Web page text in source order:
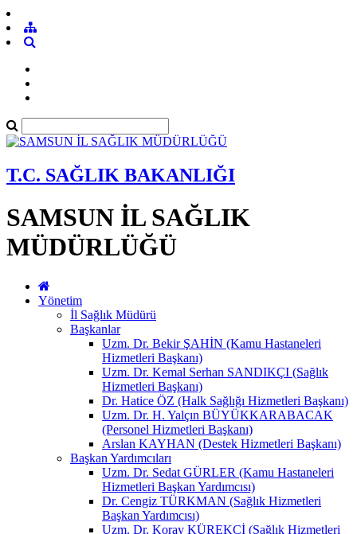
T.C. SAĞLIK BAKANLIĞI
SAMSUN İL SAĞLIK
MÜDÜRLÜĞÜ
Yönetim
İl Sağlık Müdürü
Başkanlar
Uzm. Dr. Bekir ŞAHİN (Kamu Hastaneleri
Hizmetleri Başkanı)
Uzm. Dr. Kemal Serhan SANDIKÇI (Sağlık
Hizmetleri Başkanı)
Dr. Hatice ÖZ (Halk Sağlığı Hizmetleri Başkanı)
Uzm. Dr. H. Yalçın BÜYÜKKARABACAK
(Personel Hizmetleri Başkanı)
Arslan KAYHAN (Destek Hizmetleri Başkanı)
Başkan Yardımcıları
Uzm. Dr. Sedat GÜRLER (Kamu Hastaneleri
Hizmetleri Başkan Yardımcısı)
Dr. Cengiz TÜRKMAN (Sağlık Hizmetleri
Başkan Yardımcısı)
Uzm. Dr. Koray KÜREKCİ (Sağlık Hizmetleri